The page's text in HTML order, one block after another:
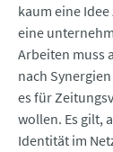
kaum eine
eine
Arbeiten muss
nach
es für
wollen. Es gilt,
Identität im